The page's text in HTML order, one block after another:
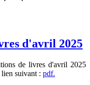
d'avril 2025
de livres d'avril 2025
suivant : pdf.